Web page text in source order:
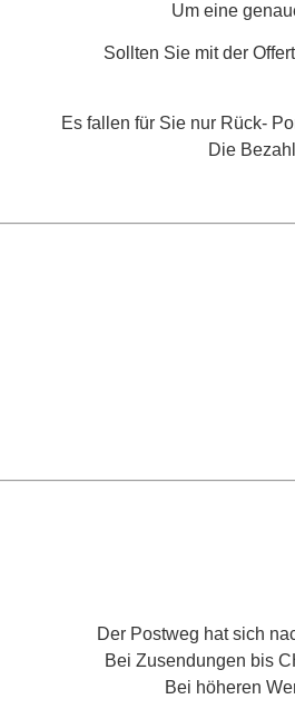
Um eine
Sollten Sie mit der
Es fallen für Sie nur Rück-
Die
Der Postweg hat sich
Bei Zusendungen bis
Bei höheren